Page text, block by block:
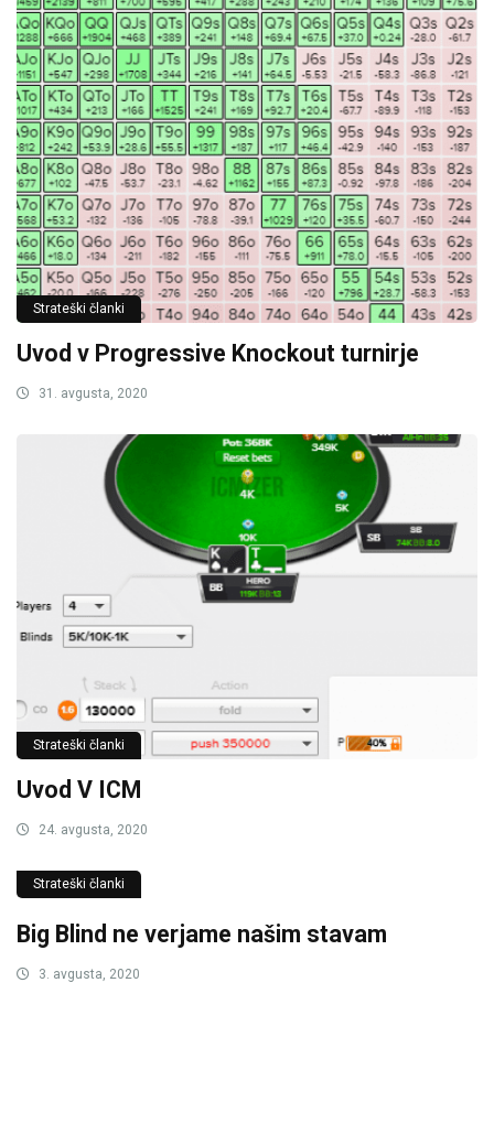
Strateški članki
Uvod v Progressive Knockout turnirje
31. avgusta, 2020
Strateški članki
Uvod V ICM
24. avgusta, 2020
Strateški članki
Big Blind ne verjame našim stavam
3. avgusta, 2020